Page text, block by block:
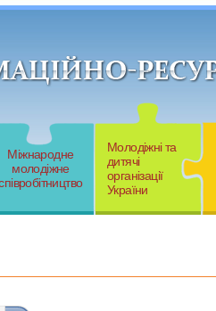
Міжнародне
молодіжне
Молодіжні та
дитячі
організації
України